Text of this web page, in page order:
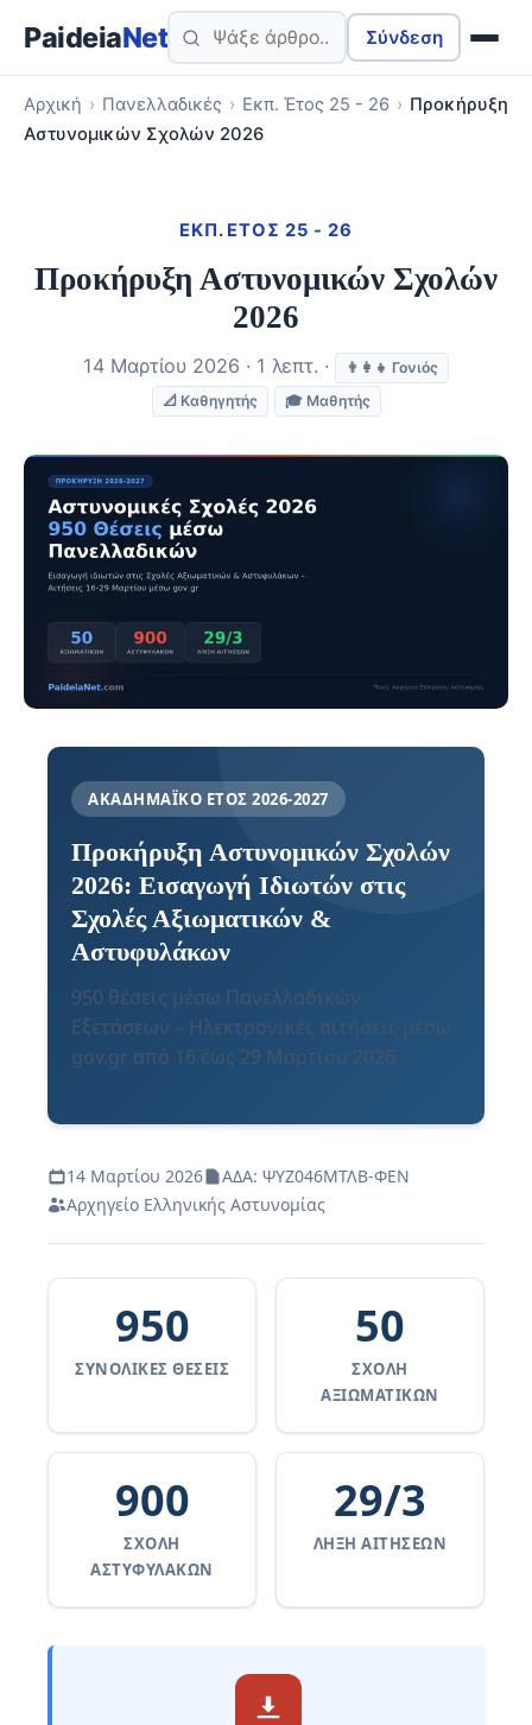
PaideiaNet Σύνδεση
Αρχική › Πανελλαδικές › Εκπ. Έτος 25 - 26 › Προκήρυξη
Αστυνομικών Σχολών 2026
ΕΚΠ. ΈΤΟΣ 25 - 26
Προκήρυξη Αστυνομικών Σχολών
2026
14 Μαρτίου 2026 · 1 λεπτ. ·
👨‍👩‍👧 Γονιός
📐 Καθηγητής
🎓 Μαθητής
ΑΚΑΔΗΜΑΪΚΌ ΈΤΟΣ 2026-2027
Προκήρυξη Αστυνομικών Σχολών
2026: Εισαγωγή Ιδιωτών στις
Σχολές Αξιωματικών &
Αστυφυλάκων
950 θέσεις μέσω Πανελλαδικών
Εξετάσεων – Ηλεκτρονικές αιτήσεις μέσω
gov.gr από 16 έως 29 Μαρτίου 2026
14 Μαρτίου 2026
ΑΔΑ: ΨΥΖ046ΜΤΛΒ-ΦΕΝ
Αρχηγείο Ελληνικής Αστυνομίας
950
ΣΥΝΟΛΙΚΈΣ ΘΈΣΕΙΣ
50
ΣΧΟΛΉ
ΑΞΙΩΜΑΤΙΚΏΝ
900
ΣΧΟΛΉ
ΑΣΤΥΦΥΛΆΚΩΝ
29/3
ΛΉΞΗ ΑΙΤΉΣΕΩΝ